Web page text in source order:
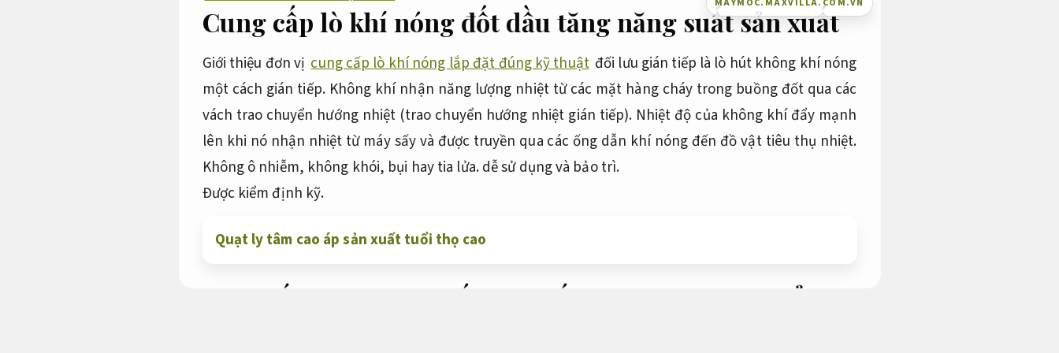
MAYMOC.MAXVILLA.COM.VN
Cung cấp lò khí nóng đốt dầu tăng năng suất sản xuất
Giới thiệu đơn vị cung cấp lò khí nóng lắp đặt đúng kỹ thuật đối lưu gián tiếp là lò hút không khí nóng
một cách gián tiếp. Không khí nhận năng lượng nhiệt từ các mặt hàng cháy trong buồng đốt qua các
vách trao chuyển hướng nhiệt (trao chuyển hướng nhiệt gián tiếp). Nhiệt độ của không khí đẩy mạnh
lên khi nó nhận nhiệt từ máy sấy và được truyền qua các ống dẫn khí nóng đến đồ vật tiêu thụ nhiệt.
Không ô nhiễm, không khói, bụi hay tia lửa. dễ sử dụng và bảo trì.
Được kiểm định kỹ.
Quạt ly tâm cao áp sản xuất tuổi thọ cao
Cung cấp lò khí nóng đốt than đốt nhiên liệu
Được kiểm